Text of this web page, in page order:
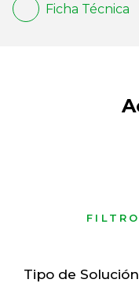
Ficha Técnica
Tipo de Solución